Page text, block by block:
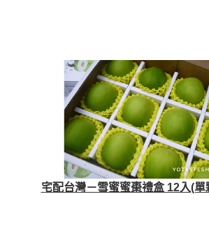
宅配台灣－雪蜜蜜棗禮盒 12入(單